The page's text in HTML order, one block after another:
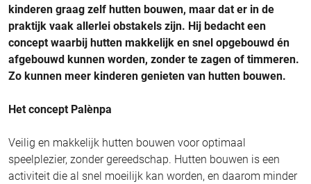
kinderen graag zelf hutten bouwen, maar dat er in de
praktijk vaak allerlei obstakels zijn. Hij bedacht een
concept waarbij hutten makkelijk en snel opgebouwd én
afgebouwd kunnen worden, zonder te zagen of timmeren.
Zo kunnen meer kinderen genieten van hutten bouwen.
Het concept Palènpa
Veilig en makkelijk hutten bouwen voor optimaal
speelplezier, zonder gereedschap. Hutten bouwen is een
activiteit die al snel moeilijk kan worden, en daarom minder